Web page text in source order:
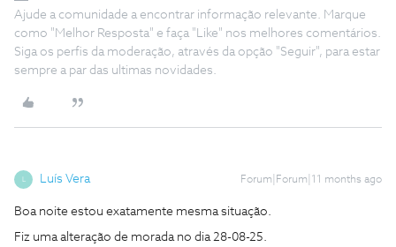
Ajude a comunidade a encontrar informação relevante. Marque
como "Melhor Resposta" e faça "Like" nos melhores comentários.
Siga os perfis da moderação, através da opção "Seguir", para estar
sempre a par das ultimas novidades.
Luís Vera Forum|Forum|11 months ago
Boa noite estou exatamente mesma situação.
Fiz uma alteração de morada no dia 28-08-25.